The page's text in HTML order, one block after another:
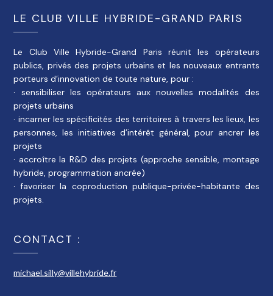
LE CLUB VILLE HYBRIDE-GRAND PARIS
Le Club Ville Hybride-Grand Paris réunit les opérateurs
publics, privés des projets urbains et les nouveaux entrants
porteurs d’innovation de toute nature, pour :
· sensibiliser les opérateurs aux nouvelles modalités des
projets urbains
· incarner les spécificités des territoires à travers les lieux, les
personnes, les initiatives d’intérêt général, pour ancrer les
projets
· accroître la R&D des projets (approche sensible, montage
hybride, programmation ancrée)
· favoriser la coproduction publique-privée-habitante des
projets.
CONTACT :
michael.silly@villehybride.fr